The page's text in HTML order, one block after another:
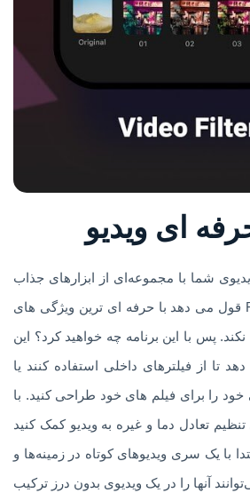
ای ویدیو
شما با مجموعه‌ای از ابزارهای جذاب
آغاز می‌شود. FilmoraGo قول می دهد با حرفه ای ترین ویژگی های
نکند. پس با این برنامه چه خواهید کرد؟ این
تا از فیلترهای داخلی استفاده کنند یا
را برای فیلم های خود طراحی کنید. با
تنظیم تعادل دما و غیره به ویدیو کمک کنید
با یک سری ویدیوهای کوتاه در زمینه‌ها و
آنها را در یک ویدیوی بدون درز ترکیب